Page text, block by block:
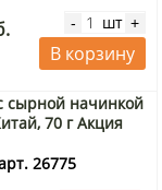
- шт +
В корзину
сырной начинкой
70 г Акция
26775